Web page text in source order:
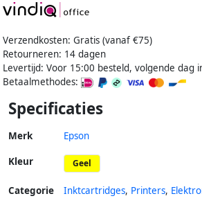
Verzendkosten: Gratis (vanaf €75)
Retourneren: 14 dagen
Levertijd: Voor 15:00 besteld, volgende dag
Betaalmethodes:
Specificaties
Merk Epson
Kleur Geel
Categorie Inktcartridges, Printers,